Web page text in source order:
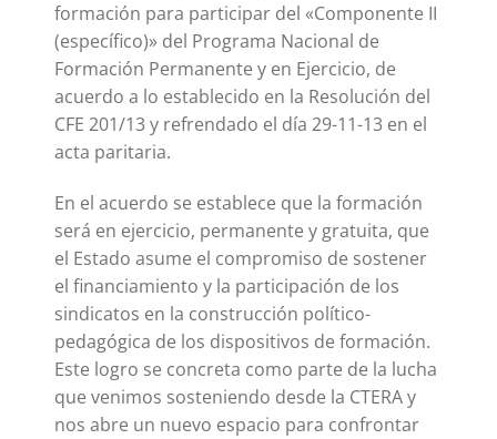
formación para participar del «Componente II
(específico)» del Programa Nacional de
Formación Permanente y en Ejercicio, de
acuerdo a lo establecido en la Resolución del
CFE 201/13 y refrendado el día 29-11-13 en el
acta paritaria.
En el acuerdo se establece que la formación
será en ejercicio, permanente y gratuita, que
el Estado asume el compromiso de sostener
el financiamiento y la participación de los
sindicatos en la construcción político-
pedagógica de los dispositivos de formación.
Este logro se concreta como parte de la lucha
que venimos sosteniendo desde la CTERA y
nos abre un nuevo espacio para confrontar